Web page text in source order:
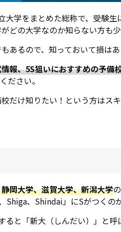
大学をまとめた総称で、受験
どの大学なのか知らない方も少
あるので、知っておいて損はあ
報、5S狙いにおすすめの予備
ださい。
だけ知りたい！という方はス
岡大学、滋賀大学、新潟大学
、Shindai」にSがつくのが
ると「新大（しんだい）」と